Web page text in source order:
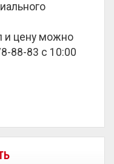
и цену можно
88-83 с 10:00